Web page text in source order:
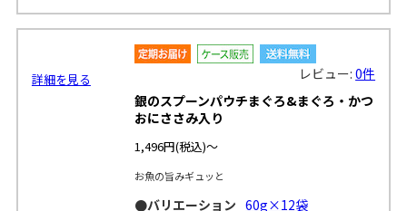
レビュー:0件
銀のスプーンパウチまぐろ&まぐろ・かつ
おにささみ入り
1,496円(税込)～
お魚の旨みギュッと
●バリエーション 60g×12袋